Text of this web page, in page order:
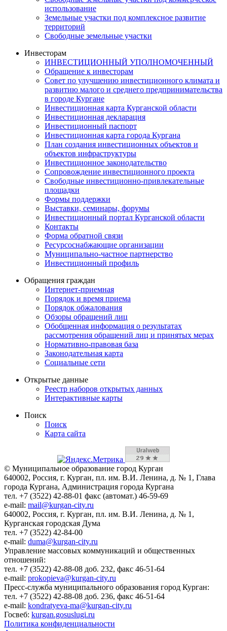
использование
Земельные участки под комплексное развитие
территорий
Свободные земельные участки
Инвесторам
ИНВЕСТИЦИОННЫЙ УПОЛНОМОЧЕННЫЙ
Обращение к инвесторам
Совет по улучшению инвестиционного климата и
развитию малого и среднего предпринимательства
в городе Кургане
Инвестиционная карта Курганской области
Инвестиционная декларация
Инвестиционный паспорт
Инвестиционная карта города Кургана
План создания инвестиционных объектов и
объектов инфраструктуры
Инвестиционное законодательство
Сопровождение инвестиционного проекта
Свободные инвестиционно-привлекательные
площадки
Формы поддержки
Выставки, семинары, форумы
Инвестиционный портал Курганской области
Контакты
Форма обратной связи
Ресурсоснабжающие организации
Муниципально-частное партнерство
Инвестиционный профиль
Обращения граждан
Интернет-приемная
Порядок и время приема
Порядок обжалования
Обзоры обращений лиц
Обобщенная информация о результатах
рассмотрения обращений лиц и принятых мерах
Нормативно-правовая база
Законодательная карта
Социальные сети
Открытые данные
Реестр наборов открытых данных
Интерактивные карты
Поиск
Поиск
Карта сайта
© Муниципальное образование город Курган
640002, Россия, г. Курган, пл. им. В.И. Ленина, д. № 1, Глава
города Кургана, Администрация города Кургана
тел. +7 (3522) 42-88-01 факс (автомат.) 46-59-69
e-mail: mail@kurgan-city.ru
640002, Россия, г. Курган, пл. им. В.И. Ленина, д. № 1,
Курганская городская Дума
тел. +7 (3522) 42-84-00
e-mail: duma@kurgan-city.ru
Управление массовых коммуникаций и общественных
отношений:
тел. +7 (3522) 42-88-08 доб. 232, факс 46-51-64
e-mail: prokopieva@kurgan-city.ru
Пресс-служба муниципального образования город Курган:
тел. +7 (3522) 42-88-08 доб. 236, факс 46-51-64
e-mail: kondratyeva-ma@kurgan-city.ru
Госвеб: kurgan.gosuslugi.ru
Политика конфиденциальности